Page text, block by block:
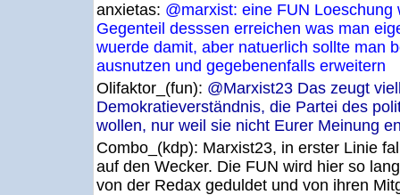
anxietas: @marxist: eine FUN
Gegenteil desssen erreichen was man
wuerde damit, aber natuerlich sollte man
ausnutzen und gegebenenfalls erweitern
Olifaktor_(fun): @Marxist23 Das zeugt
Demokratieverständnis, die Partei des
wollen, nur weil sie nicht Eurer Meinung
Combo_(kdp): Marxist23, in erster Linie
auf den Wecker. Die FUN wird hier so
von der Redax geduldet und von ihren